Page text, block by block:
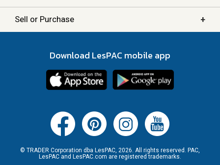
Sell or Purchase +
Download LesPAC mobile app
© TRADER Corporation dba LesPAC, 2026. All rights reserved. PAC,
LesPAC and LesPAC.com are registered trademarks.